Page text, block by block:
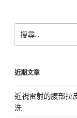
尋
字:
近期文章
近視雷射的腹部拉
洗